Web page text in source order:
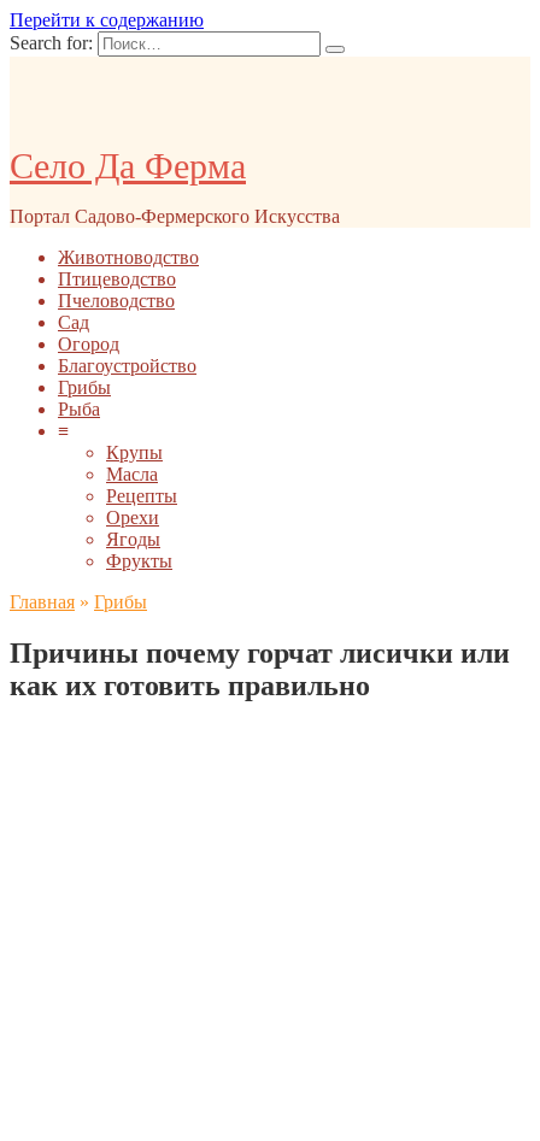
Перейти к содержанию
Search for:
Село Да Ферма
Портал Садово-Фермерского Искусства
Животноводство
Птицеводство
Пчеловодство
Сад
Огород
Благоустройство
Грибы
Рыба
≡
Крупы
Масла
Рецепты
Орехи
Ягоды
Фрукты
Главная » Грибы
Причины почему горчат лисички или
как их готовить правильно